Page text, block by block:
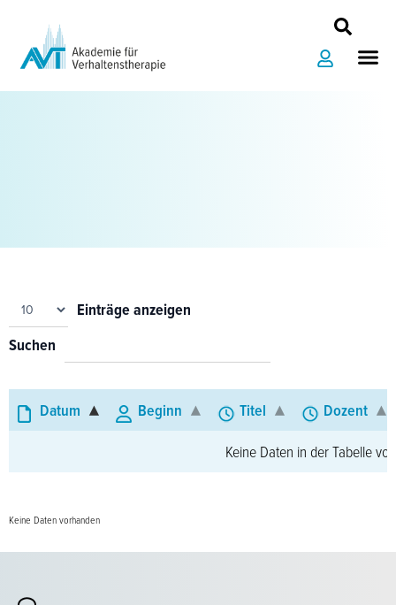
springen
Einträge anzeigen
Suchen
Datum Beginn Titel Dozent
Keine Daten in der Tabelle
Keine Daten vorhanden